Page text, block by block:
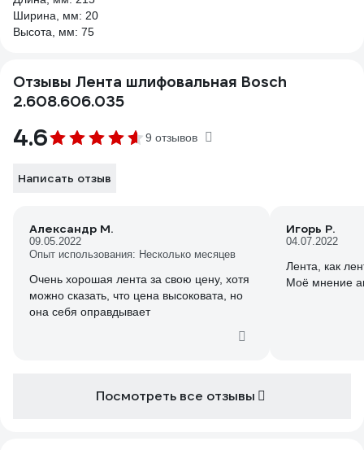
Ширина, мм: 20
Высота, мм: 75
Отзывы Лента шлифовальная Bosch
2.608.606.035
4.6 9 отзывов
Написать отзыв
Александр М.
09.05.2022
Опыт использования: Несколько месяцев
Очень хорошая лента за свою цену, хотя
можно сказать, что цена высоковата, но
она себя оправдывает
Игорь Р.
04.07.2022
Лента, как
Моё мнение
Посмотреть все отзывы